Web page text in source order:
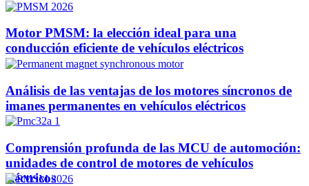
Motor PMSM: la elección ideal para una
conducción eficiente de vehículos eléctricos
Análisis de las ventajas de los motores síncronos de
imanes permanentes en vehículos eléctricos
Comprensión profunda de las MCU de automoción:
unidades de control de motores de vehículos
eléctricos